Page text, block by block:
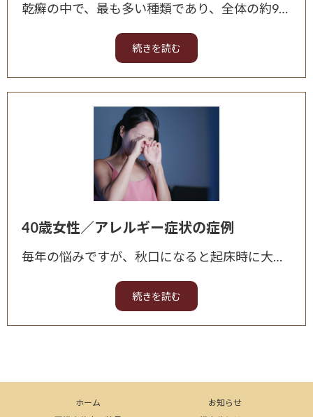
乾癬の中で、最も多い種類であり、全体の約9割を占めます。 主な症状は、皮膚が赤く盛り上がる「紅斑(こうはん)」、皮膚が盛り上がる「浸潤・肥厚(しんじゅん・ひこう)」、細かいかさぶたのような「鱗屑(り
40歳女性／アレルギー症状の症例
毎年の悩みですが、秋口になると起床時に大量の目ヤニと目の痒みに悩まされていました。 朝起きると痒みが抑えられずに日常生活に支障がありました。 元々アレルギー体質で、高校生の頃からずっと続いているの
ホーム
お知らせ